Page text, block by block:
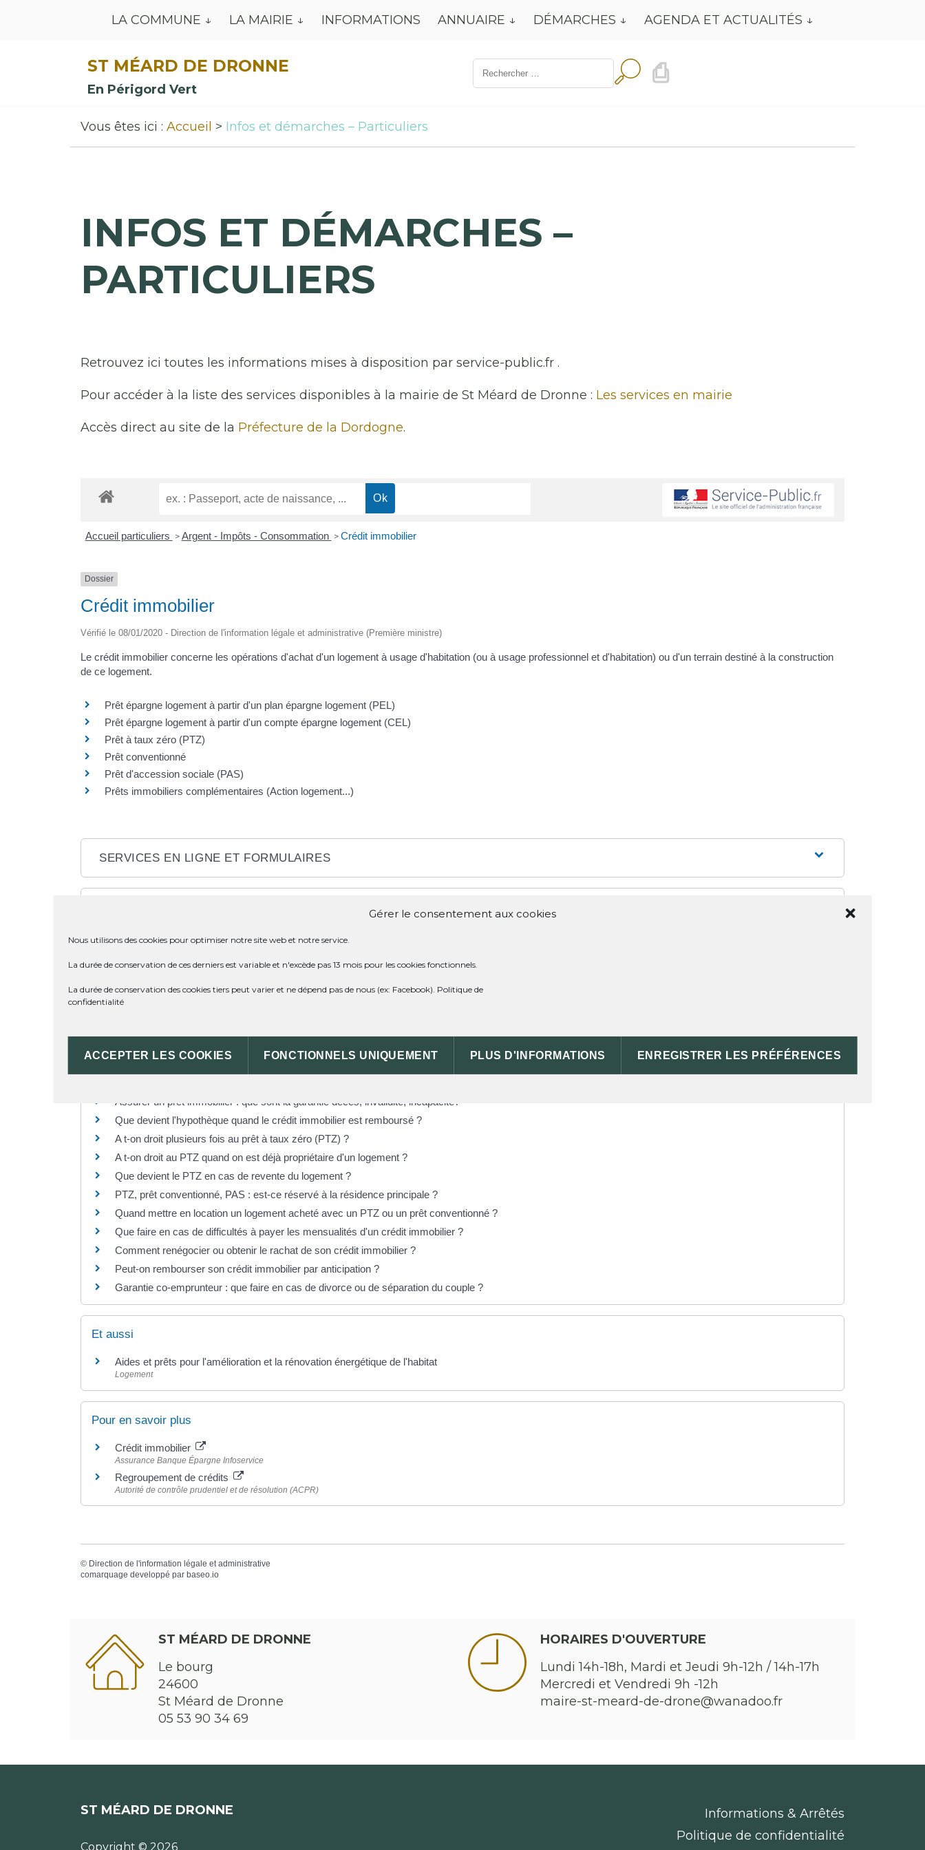
Gérer le consentement aux cookies
Nous utilisons des cookies pour optimiser notre site web et notre service.
La durée de conservation de ces derniers est variable et n'excède pas 13 mois pour les cookies fonctionnels.
La durée de conservation des cookies tiers peut varier et ne dépend pas de nous (ex: Facebook). Politique de
confidentialité
ACCEPTER LES COOKIES FONCTIONNELS UNIQUEMENT PLUS D'INFORMATIONS ENREGISTRER LES PRÉFÉRENCES
LA COMMUNE LA MAIRIE INFORMATIONS ANNUAIRE DÉMARCHES AGENDA ET ACTUALITÉS
ST MÉARD DE DRONNE
En Périgord Vert
Résultat
de
⎙
Vous êtes ici : Accueil Infos et démarches – Particuliers
INFOS ET DÉMARCHES –
PARTICULIERS
Retrouvez ici toutes les informations mises à disposition par service-public.fr .
Pour accéder à la liste des services disponibles à la mairie de St Méard de Dronne : Les services en mairie
Accès direct au site de la Préfecture de la Dordogne.
Accueil particuliers > Argent - Impôts - Consommation > Crédit immobilier
Dossier
Crédit immobilier
Vérifié le 08/01/2020 - Direction de l'information légale et administrative (Première ministre)
Le crédit immobilier concerne les opérations d'achat d'un logement à usage d'habitation (ou à usage professionnel et d'habitation) ou d'un terrain destiné à la construction
de ce logement.
Prêt épargne logement à partir d'un plan épargne logement (PEL)
Prêt épargne logement à partir d'un compte épargne logement (CEL)
Prêt à taux zéro (PTZ)
Prêt conventionné
Prêt d'accession sociale (PAS)
Prêts immobiliers complémentaires (Action logement...)
SERVICES EN LIGNE ET FORMULAIRES
Assurance d'un crédit immobilier : à quoi sert la convention Aeras ?
Faut-il avoir une caution pour obtenir un crédit immobilier ?
Faut-il prendre une hypothèque pour obtenir un crédit immobilier ?
Que devient la vente lorsque le crédit immobilier est refusé ?
Assurer un prêt immobilier : que sont la garantie décès, invalidité, incapacité?
Que devient l'hypothèque quand le crédit immobilier est remboursé ?
A t-on droit plusieurs fois au prêt à taux zéro (PTZ) ?
A t-on droit au PTZ quand on est déjà propriétaire d'un logement ?
Que devient le PTZ en cas de revente du logement ?
PTZ, prêt conventionné, PAS : est-ce réservé à la résidence principale ?
Quand mettre en location un logement acheté avec un PTZ ou un prêt conventionné ?
Que faire en cas de difficultés à payer les mensualités d'un crédit immobilier ?
Comment renégocier ou obtenir le rachat de son crédit immobilier ?
Peut-on rembourser son crédit immobilier par anticipation ?
Garantie co-emprunteur : que faire en cas de divorce ou de séparation du couple ?
Et aussi
Aides et prêts pour l'amélioration et la rénovation énergétique de l'habitat
Logement
Pour en savoir plus
Crédit immobilier
Assurance Banque Épargne Infoservice
Regroupement de crédits
Autorité de contrôle prudentiel et de résolution (ACPR)
© Direction de l'information légale et administrative
comarquage developpé par baseo.io
ST MÉARD DE DRONNE
Le bourg
24600
St Méard de Dronne
05 53 90 34 69
HORAIRES D'OUVERTURE
Lundi 14h-18h, Mardi et Jeudi 9h-12h / 14h-17h
Mercredi et Vendredi 9h -12h
maire-st-meard-de-drone@wanadoo.fr
ST MÉARD DE DRONNE
Copyright © 2026
Informations & Arrêtés
Politique de confidentialité